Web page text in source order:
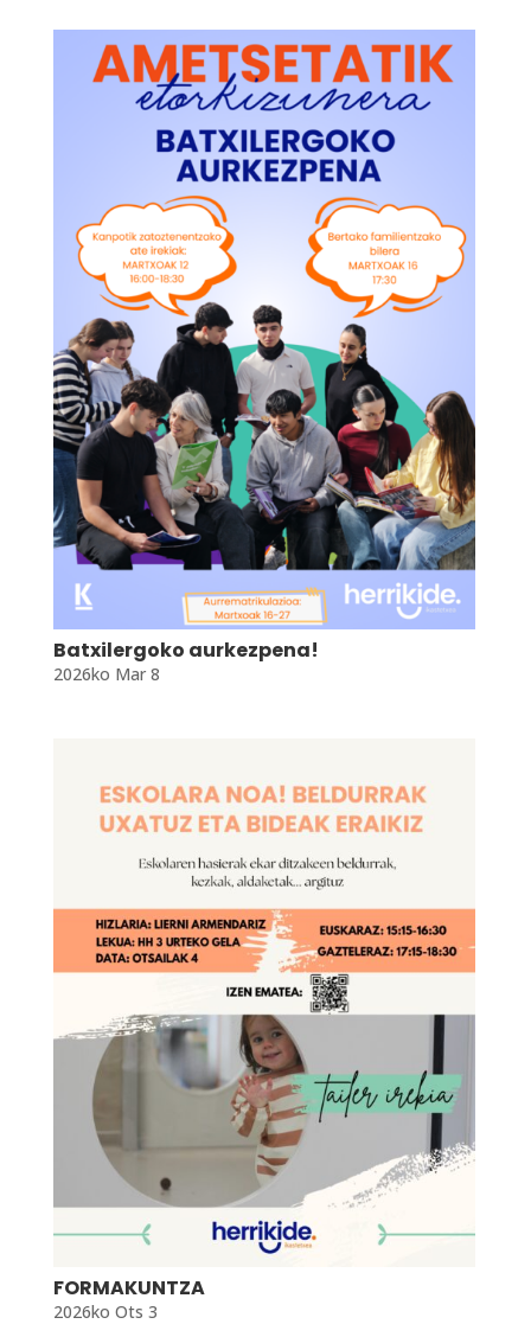
Batxilergoko aurkezpena!
2026ko Mar 8
FORMAKUNTZA
2026ko Ots 3